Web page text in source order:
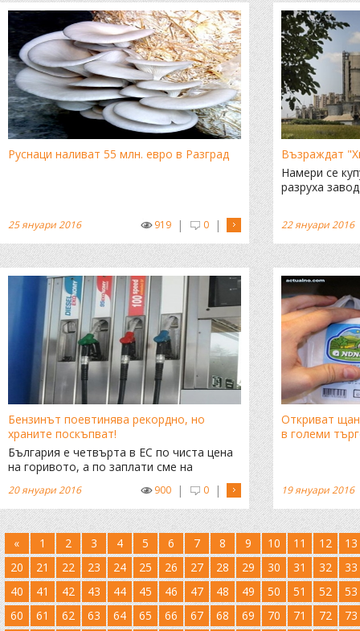
Руснаци наливат 55 млн. евро в Разград
|
0
|
919
25 януари 2016
Възраждат
Намери се
разруха завод
22 януари 2016
Бензинът поевтинява рекордно, но
храните поскъпват!
България е четвърта в ЕС по чиста цена
на горивото, а по заплати сме на
|
0
|
900
20 януари 2016
Откриват
в големи
19 януари 2016
« 1 2 3 4 5 6 7 8 9 10 11 12
13
20
21 22 23 24 25 26 27 28 29 30 31 32
33
40
41 42 43 44 45 46 47 48 49 50 51 52
53
60
61 62 63 64 65 66 67 68 69 70 71 72
73